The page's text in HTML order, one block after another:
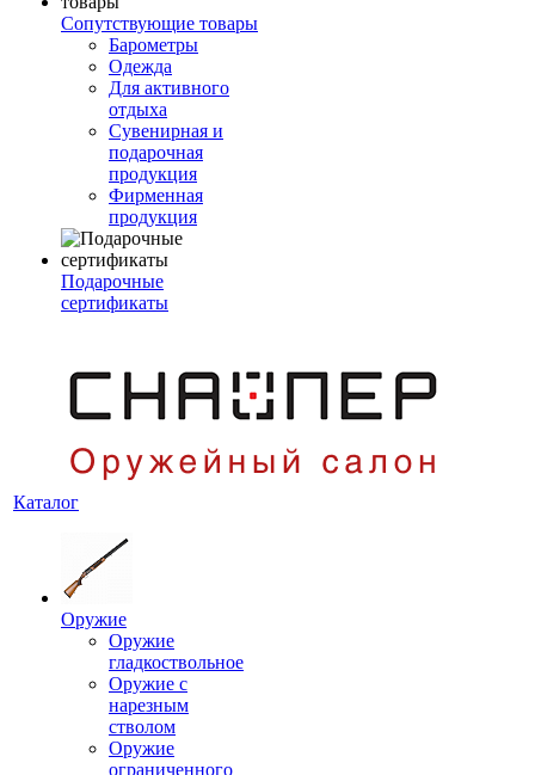
Сопутствующие товары
Барометры
Одежда
Для активного
отдыха
Сувенирная и
подарочная
продукция
Фирменная
продукция
Подарочные
сертификаты
Каталог
Оружие
Оружие
гладкоствольное
Оружие с
нарезным
стволом
Оружие
ограниченного